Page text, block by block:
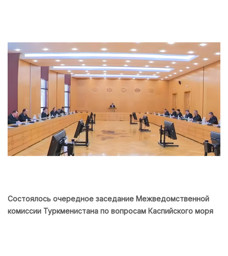
Состоялось очередное заседание Межведомственной
комиссии Туркменистана по вопросам Каспийского моря